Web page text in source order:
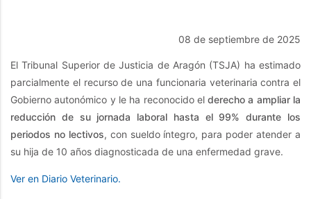
08 de septiembre de 2025
El Tribunal Superior de Justicia de Aragón (TSJA) ha estimado
parcialmente el recurso de una funcionaria veterinaria contra el
Gobierno autonómico y le ha reconocido elderecho a ampliar la
reducción de su jornada laboral hasta el 99% durante los
periodos no lectivos, con sueldo íntegro, para poder atender a
su hija de 10 años diagnosticada de una enfermedad grave.
Ver en Diario Veterinario.